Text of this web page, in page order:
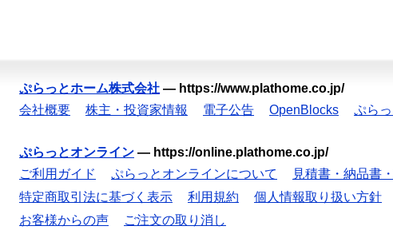
ぷらっとホーム株式会社 — https://www.plathome.co.jp/
会社概要
株主・投資家情報 電子公告 OpenBlocks ぷら
ぷらっとオンライン — https://online.plathome.co.jp/
ご利用ガイド
ぷらっとオンラインについて 見積書・納品書
特定商取引法に基づく表示
利用規約 個人情報取り扱い方針
お客様からの声
ご注文の取り消し